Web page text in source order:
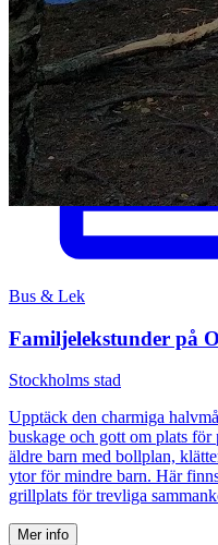
Bus & Lek
Familjelekstunder på
Stockholms stad
Upptäck den charmiga
buskage och gott om plats
äldre barn med bollplan,
ytor för mindre barn. Här
grillplats för trevliga
Mer info